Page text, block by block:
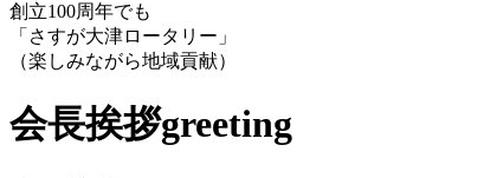
創立100周年でも
「さすが大津ロータリー」
（楽しみながら地域貢献）
会長挨拶greeting